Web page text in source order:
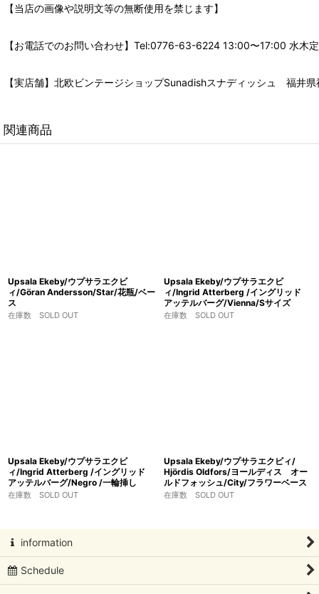
【当店の画像や説明文等の無断使用を禁じます】
【お電話でのお問い合わせ】Tel:0776-63-6224 13:00〜17:00 水木
【実店舗】北欧ビンテージショップSunadishスナディッシュ 福井
関連商品
Upsala Ekeby/ウプサラエクビ
ィ/Göran Andersson/Star/花瓶/ベー
ス
在庫数 SOLD OUT
Upsala Ekeby/ウプサラエクビ
ィ/Ingrid Atterberg /イングリッド
アッテルバーグ/Vienna/Sサイズ
在庫数 SOLD OUT
Upsala Ekeby/ウプサラエクビ
ィ/Ingrid Atterberg /イングリッド
アッテルバーグ/Negro /一輪挿し
在庫数 SOLD OUT
Upsala Ekeby/ウプサラエクビィ/
Hjördis Oldfors/ヨールディス オー
ルドフォッシュ/City/フラワーベース
在庫数 SOLD OUT
information
Schedule